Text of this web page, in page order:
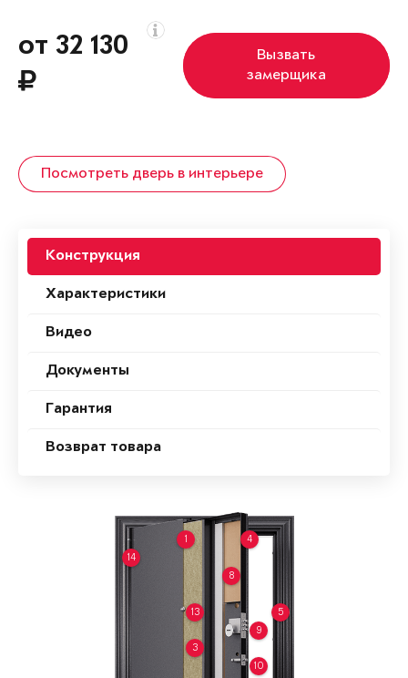
от 32 130
Вызвать
замерщика
Посмотреть дверь в интерьере
Конструкция
Характеристики
Видео
Документы
Гарантия
Возврат товара
1
3
4
5
8
9
10
13
14